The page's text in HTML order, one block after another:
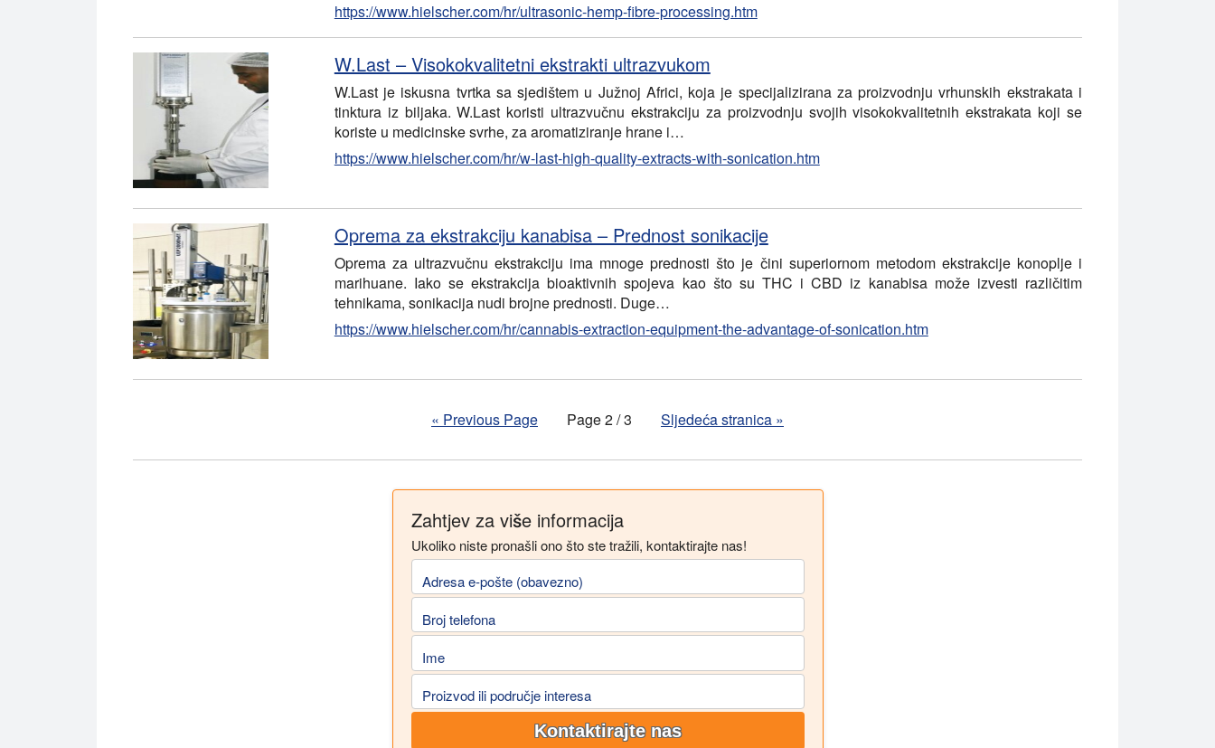
https://www.hielscher.com/hr/ultrasonic-hemp-fibre-processing.htm
W.Last – Visokokvalitetni ekstrakti ultrazvukom
W.Last je iskusna tvrtka sa sjedištem u Južnoj Africi, koja je specijalizirana za proizvodnju vrhunskih ekstrakata i
tinktura iz biljaka. W.Last koristi ultrazvučnu ekstrakciju za proizvodnju svojih visokokvalitetnih ekstrakata koji se
koriste u medicinske svrhe, za aromatiziranje hrane i…
https://www.hielscher.com/hr/w-last-high-quality-extracts-with-sonication.htm
Oprema za ekstrakciju kanabisa – Prednost sonikacije
Oprema za ultrazvučnu ekstrakciju ima mnoge prednosti što je čini superiornom metodom ekstrakcije konoplje i
marihuane. Iako se ekstrakcija bioaktivnih spojeva kao što su THC i CBD iz kanabisa može izvesti različitim
tehnikama, sonikacija nudi brojne prednosti. Duge…
https://www.hielscher.com/hr/cannabis-extraction-equipment-the-advantage-of-sonication.htm
« Previous Page Page 2 / 3 Sljedeća stranica »
Zahtjev za više informacija
Ukoliko niste pronašli ono što ste tražili, kontaktirajte nas!
Adresa e-pošte (obavezno)
Broj telefona
Ime
Proizvod ili područje interesa
Kontaktirajte nas